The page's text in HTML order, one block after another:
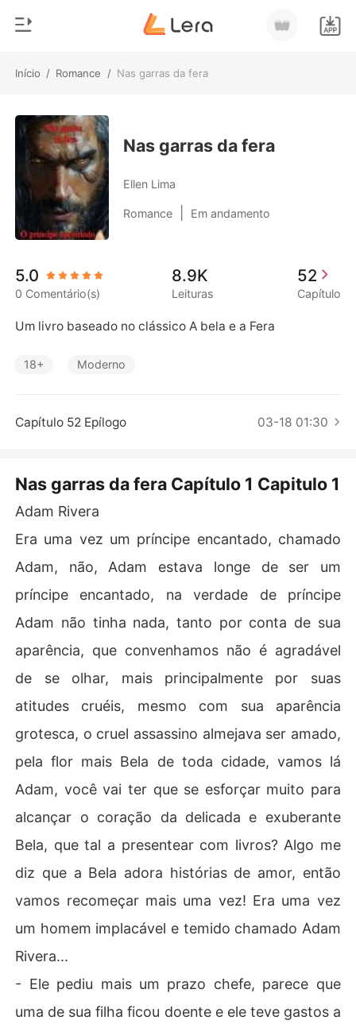
Início / Romance / Nas garras da fera
Loja
Histórico
Sair
Baixar App
Gênero
Moderno
Lobisomem
Contos
Bilionários
Contos Curtos
Nas garras da fera
Ellen Lima
Romance Em andamento
5.0
0 Comentário(s)
8.9K
Leituras
52
Capítulo
Um livro baseado no clássico A bela e a Fera
18+ Moderno
Capítulo 52 Epílogo 03-18 01:30
Nas garras da fera Capítulo 1 Capitulo 1
Adam Rivera
Era uma vez um príncipe encantado, chamado
Adam, não, Adam estava longe de ser um
príncipe encantado, na verdade de príncipe
Adam não tinha nada, tanto por conta de sua
aparência, que convenhamos não é agradável
de se olhar, mais principalmente por suas
atitudes cruéis, mesmo com sua aparência
grotesca, o cruel assassino almejava ser amado,
pela flor mais Bela de toda cidade, vamos lá
Adam, você vai ter que se esforçar muito para
alcançar o coração da delicada e exuberante
Bela, que tal a presentear com livros? Algo me
diz que a Bela adora histórias de amor, então
vamos recomeçar mais uma vez! Era uma vez
um homem implacável e temido chamado Adam
Rivera...
- Ele pediu mais um prazo chefe, parece que
uma de sua filha ficou doente e ele teve gastos a